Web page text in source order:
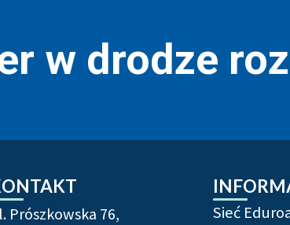
w drodze
Prószkowska 76,
Sieć